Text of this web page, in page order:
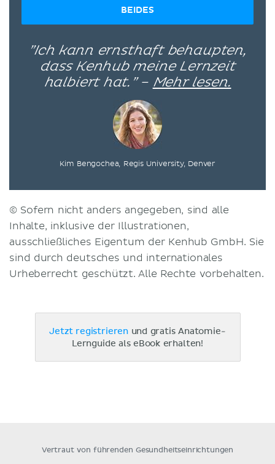
BEIDES
”Ich kann ernsthaft behaupten,
dass Kenhub meine Lernzeit
halbiert hat.” – Mehr lesen.
Kim Bengochea, Regis University, Denver
© Sofern nicht anders angegeben, sind alle
Inhalte, inklusive der Illustrationen,
ausschließliches Eigentum der Kenhub GmbH. Sie
sind durch deutsches und internationales
Urheberrecht geschützt. Alle Rechte vorbehalten.
Jetzt registrieren und gratis Anatomie-
Lernguide als eBook erhalten!
Vertraut von führenden Gesundheitseinrichtungen